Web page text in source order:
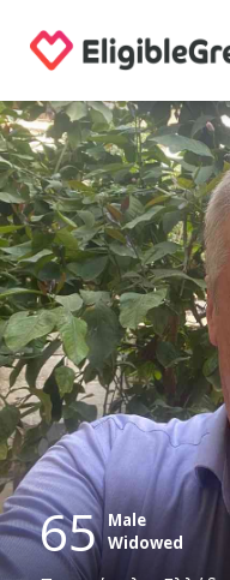
65 Male
Widowed